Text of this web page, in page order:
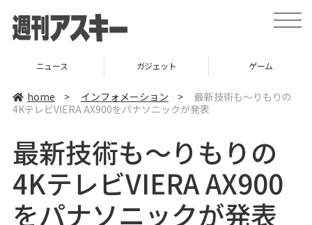
t
o
v
ニュース ガジェット ゲーム
home > インフォメーション >
最新技術も～りもりの
4KテレビVIERA AX900をパナソニックが発表
最新技術も～りもりの
4KテレビVIERA AX900
をパナソニックが発表